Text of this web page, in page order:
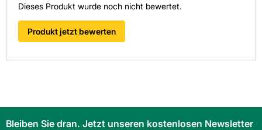
Dieses Produkt wurde noch nicht bewertet.
Produkt jetzt bewerten
Bleiben Sie dran. Jetzt unseren kostenlosen Newsletter